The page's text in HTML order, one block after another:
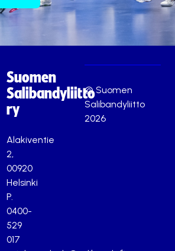
Suomen
Salibandyliitto
ry
Alakiventie
2,
00920
Helsinki
P.
0400-
529
017
© Suomen
Salibandyliitto
2026